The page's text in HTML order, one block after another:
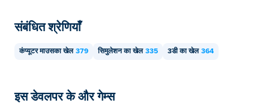
संबंधित श्रेणियाँ
कंप्यूटर माउसका खेल 379 सिमुलेशन का खेल 335 3डी का खेल 364
इस डेवलपर के और गेम्स